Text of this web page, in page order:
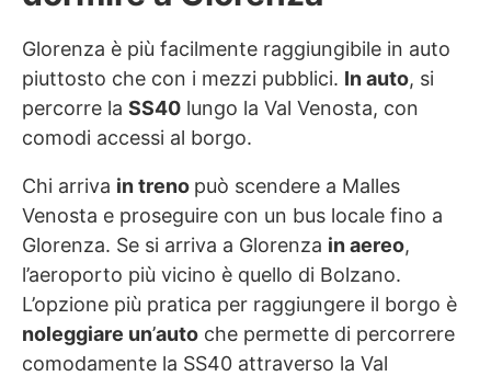
Glorenza è più facilmente raggiungibile in auto
piuttosto che con i mezzi pubblici. In auto, si
percorre la SS40 lungo la Val Venosta, con
comodi accessi al borgo.
Chi arriva in treno può scendere a Malles
Venosta e proseguire con un bus locale fino a
Glorenza. Se si arriva a Glorenza in aereo,
l’aeroporto più vicino è quello di Bolzano.
L’opzione più pratica per raggiungere il borgo è
noleggiare un’auto che permette di percorrere
comodamente la SS40 attraverso la Val